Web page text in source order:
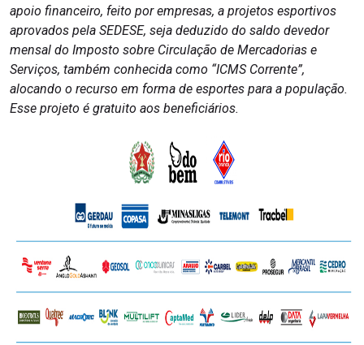
apoio financeiro, feito por empresas, a projetos esportivos
aprovados pela SEDESE, seja deduzido do saldo devedor
mensal do Imposto sobre Circulação de Mercadorias e
Serviços, também conhecida como “ICMS Corrente”,
alocando o recurso em forma de esportes para a população.
Esse projeto é gratuito aos beneficiários.